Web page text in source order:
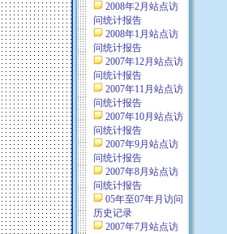
2008年2月站点访
问统计报告
2008年1月站点访
问统计报告
2007年12月站点访
问统计报告
2007年11月站点访
问统计报告
2007年10月站点访
问统计报告
2007年9月站点访
问统计报告
2007年8月站点访
问统计报告
05年至07年月访问
历史记录
2007年7月站点访